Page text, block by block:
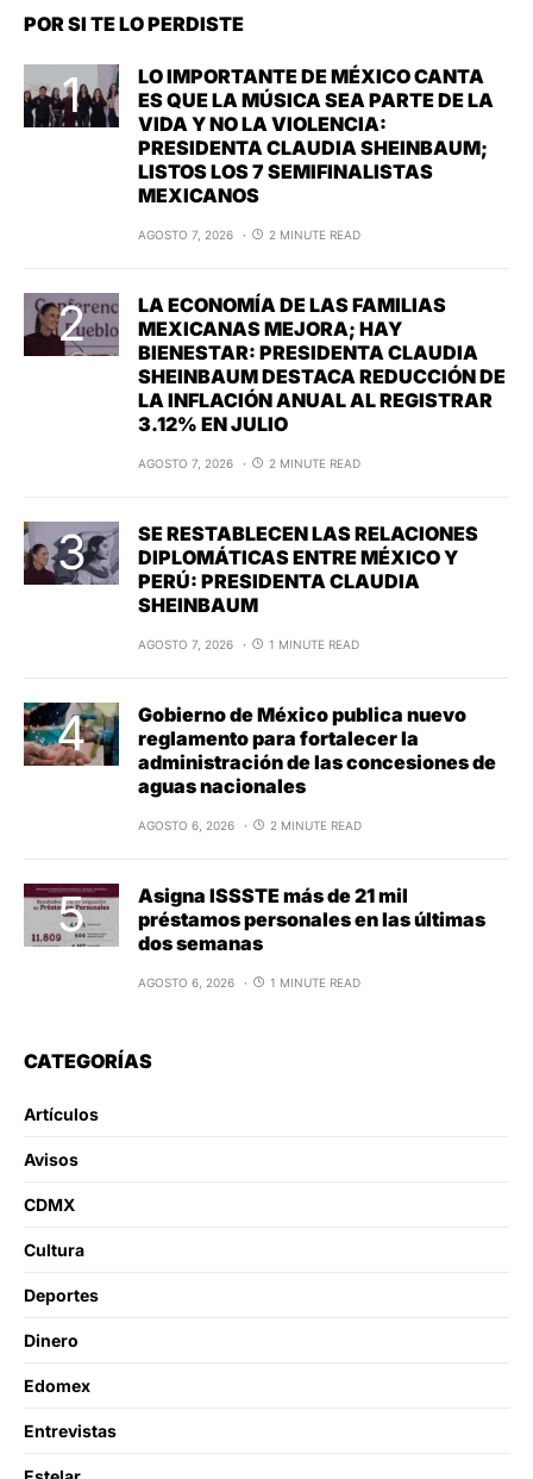
POR SI TE LO PERDISTE
LO IMPORTANTE DE MÉXICO CANTA
ES QUE LA MÚSICA SEA PARTE DE LA
VIDA Y NO LA VIOLENCIA:
PRESIDENTA CLAUDIA SHEINBAUM;
LISTOS LOS 7 SEMIFINALISTAS
MEXICANOS
AGOSTO 7, 2026 2 MINUTE READ
LA ECONOMÍA DE LAS FAMILIAS
MEXICANAS MEJORA; HAY
BIENESTAR: PRESIDENTA CLAUDIA
SHEINBAUM DESTACA REDUCCIÓN DE
LA INFLACIÓN ANUAL AL REGISTRAR
3.12% EN JULIO
AGOSTO 7, 2026 2 MINUTE READ
SE RESTABLECEN LAS RELACIONES
DIPLOMÁTICAS ENTRE MÉXICO Y
PERÚ: PRESIDENTA CLAUDIA
SHEINBAUM
AGOSTO 7, 2026 1 MINUTE READ
Gobierno de México publica nuevo
reglamento para fortalecer la
administración de las concesiones de
aguas nacionales
AGOSTO 6, 2026 2 MINUTE READ
Asigna ISSSTE más de 21 mil
préstamos personales en las últimas
dos semanas
AGOSTO 6, 2026 1 MINUTE READ
CATEGORÍAS
Artículos
Avisos
CDMX
Cultura
Deportes
Dinero
Edomex
Entrevistas